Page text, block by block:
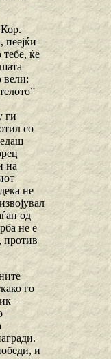
пеејќи
ќе
вели:
ги
со
на
не
од
не е
против
го
–
и